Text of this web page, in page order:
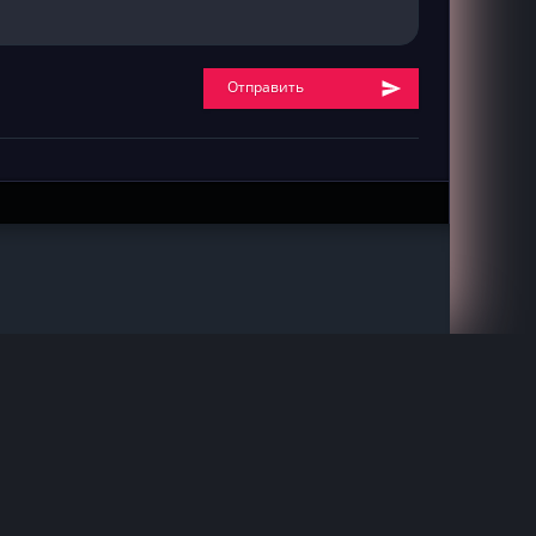
Отправить